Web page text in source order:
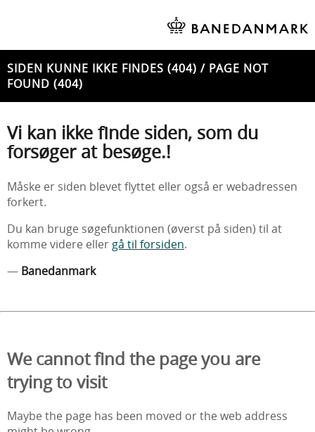
SIDEN KUNNE IKKE FINDES (404) / PAGE NOT
FOUND (404)
Vi kan ikke finde siden, som du
forsøger at besøge.!
Måske er siden blevet flyttet eller også er webadressen
forkert.
Du kan bruge søgefunktionen (øverst på siden) til at
komme videre eller gå til forsiden.
— Banedanmark
We cannot find the page you are
trying to visit
Maybe the page has been moved or the web address